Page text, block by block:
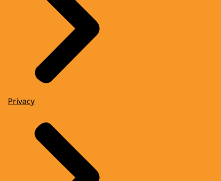
Privacy